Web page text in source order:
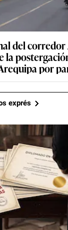
del corredor
la
por
exprés